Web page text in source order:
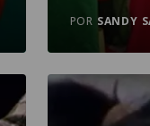
POR SANDY